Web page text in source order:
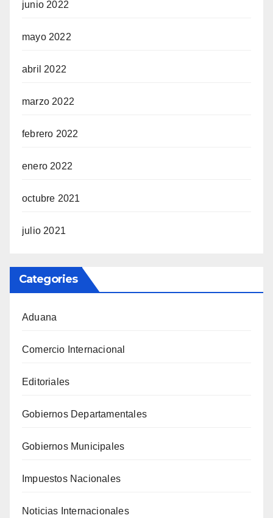
junio 2022
mayo 2022
abril 2022
marzo 2022
febrero 2022
enero 2022
octubre 2021
julio 2021
Categories
Aduana
Comercio Internacional
Editoriales
Gobiernos Departamentales
Gobiernos Municipales
Impuestos Nacionales
Noticias Internacionales